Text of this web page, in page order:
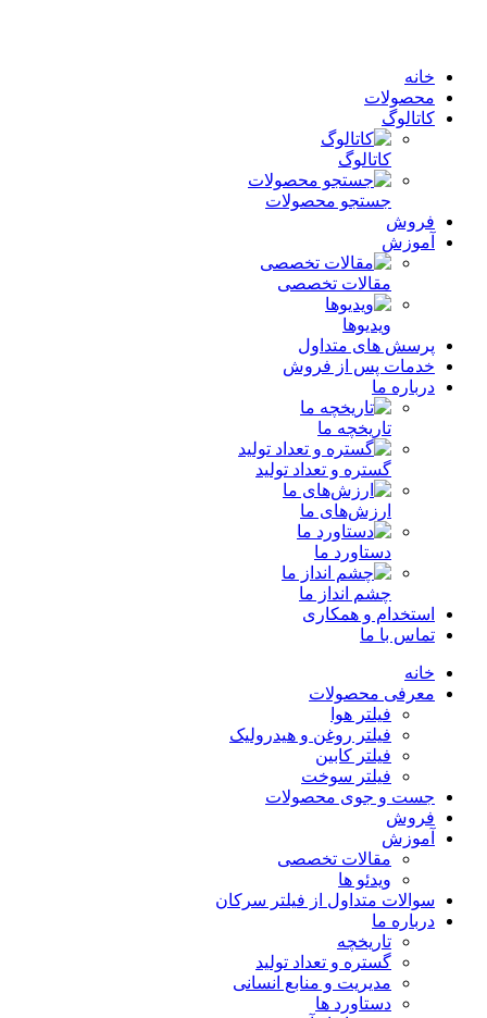
خانه
محصولات
کاتالوگ
کاتالوگ
جستجو محصولات
فروش
آموزش
مقالات تخصصی
ویدیوها
پرسش های متداول
خدمات پس از فروش
درباره ما
تاریخچه ما
گستره و تعداد تولید
ارزش‌های ما
دستاورد ما
چشم انداز ما
استخدام و همکاری
تماس با ما
خانه
معرفی محصولات
فیلتر هوا
فیلتر روغن و هیدرولیک
فیلتر کابین
فیلتر سوخت
جست و جوی محصولات
فروش
آموزش
مقالات تخصصی
ویدئو ها
سوالات متداول از فیلتر سرکان
درباره ما
تاریخچه
گستره و تعداد تولید
مدیریت و منابع انسانی
دستاورد ها